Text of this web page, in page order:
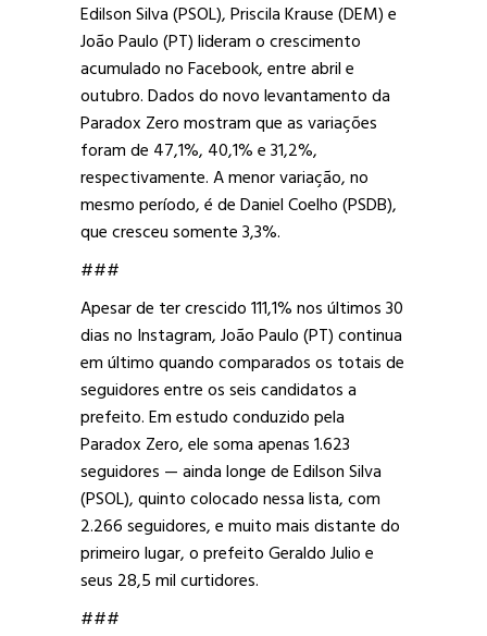
Edilson Silva (PSOL), Priscila Krause (DEM) e
João Paulo (PT) lideram o crescimento
acumulado no Facebook, entre abril e
outubro. Dados do novo levantamento da
Paradox Zero mostram que as variações
foram de 47,1%, 40,1% e 31,2%,
respectivamente. A menor variação, no
mesmo período, é de Daniel Coelho (PSDB),
que cresceu somente 3,3%.
###
Apesar de ter crescido 111,1% nos últimos 30
dias no Instagram, João Paulo (PT) continua
em último quando comparados os totais de
seguidores entre os seis candidatos a
prefeito. Em estudo conduzido pela
Paradox Zero, ele soma apenas 1.623
seguidores — ainda longe de Edilson Silva
(PSOL), quinto colocado nessa lista, com
2.266 seguidores, e muito mais distante do
primeiro lugar, o prefeito Geraldo Julio e
seus 28,5 mil curtidores.
###